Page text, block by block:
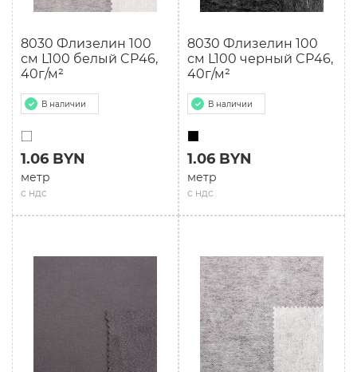
8030 Флизелин 100
см L100 белый CP46,
40г/м²
В наличии
с ндс
1.06 BYN
метр
8030 Флизелин 100
см L100 черный CP46,
40г/м²
В наличии
с ндс
1.06 BYN
метр